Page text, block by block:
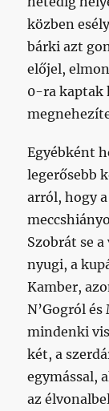
közben
bárki azt
előjel,
0-ra kaptak
Egyébként
legerősebb
arról, hogy
Szobrát se
nyugi, a
Kamber,
N’Gogról
mindenki
két, a
egymással,
az